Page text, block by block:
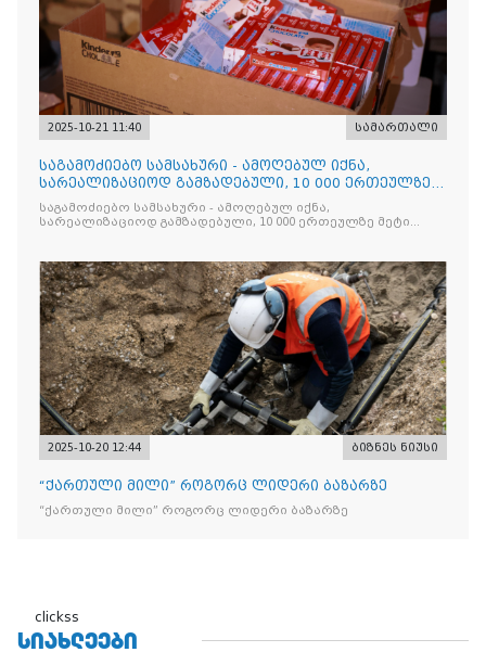
2025-10-21 11:40 სამართალი
საგამოძიებო სამსახური - ამოღებულ იქნა,
სარეალიზაციოდ გამზადებული, 10 000 ერთეულზე
მეტი „Jacobs Monar
საგამოძიებო სამსახური - ამოღებულ იქნა,
სარეალიზაციოდ გამზადებული, 10 000 ერთეულზე მეტი
„Raffaello”-ს სასაქონლო ნიშნით უკანონო ნიშანდებული
ტკბილეული
2025-10-20 12:44 ბიზნეს ნიუსი
“ქართული მილი” როგორც ლიდერი ბაზარზე
“ქართული მილი” როგორც ლიდერი ბაზარზე
clickss
ᲡᲘᲐᲮᲚᲔᲔᲑᲘ